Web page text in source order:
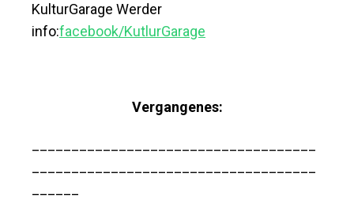
KulturGarage Werder
info:facebook/KutlurGarage
Vergangenes: